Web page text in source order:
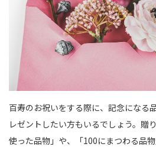
百寿のお祝いをする際に、記念になる
レゼントしたい方もいるでしょう。贈
使った品物」や、「100にまつわる品